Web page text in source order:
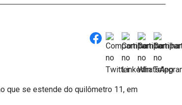
que se estende do quilômetro 11, em